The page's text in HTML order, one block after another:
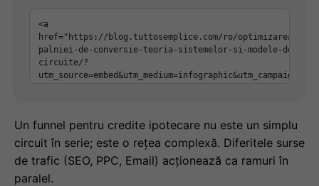
Un funnel pentru credite ipotecare nu este un simplu
circuit în serie; este o rețea complexă. Diferitele surse
de trafic (SEO, PPC, Email) acționează ca ramuri în
paralel.